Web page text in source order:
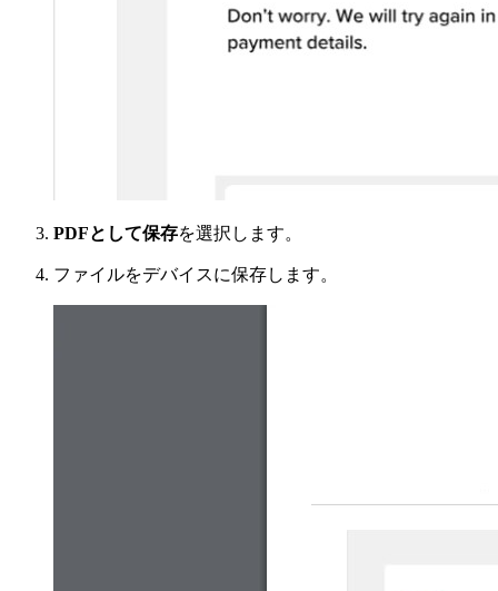
PDFとして保存を選択します。
ファイルをデバイスに保存します。